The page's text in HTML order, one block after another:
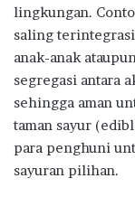
lingkungan.
saling
anak-anak
segregasi antara
sehingga aman
taman sayur
para penghuni
sayuran pilihan.